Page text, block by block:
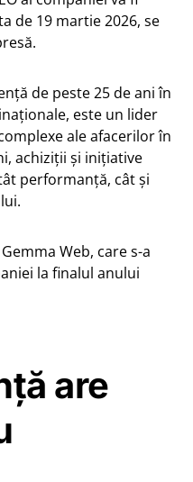
de 19 martie 2026, se
de peste 25 de ani în
este un lider
ale afacerilor în
achiziții și inițiative
performanță, cât și
Web, care s-a
la finalul anului
are